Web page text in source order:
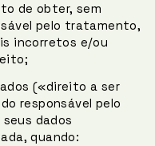
de obter, sem
pelo tratamento,
incorretos e/ou
(«direito a ser
responsável pelo
dados
quando: